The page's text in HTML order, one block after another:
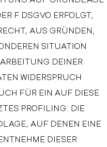
F DSGVO ERFOLGT,
AUS GRÜNDEN,
SITUATION
DEINER
WIDERSPRUCH
FÜR EIN AUF DIESE
PROFILING. DIE
AUF DENEN EINE
DIESER